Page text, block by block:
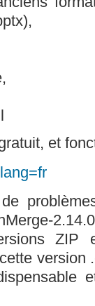
et
ZIP
version